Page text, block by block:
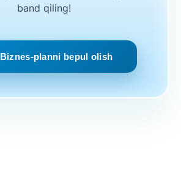
band qiling!
Biznes-planni bepul olish